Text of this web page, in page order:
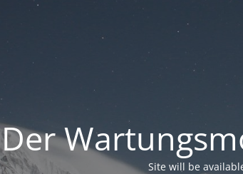
Der
Site will be